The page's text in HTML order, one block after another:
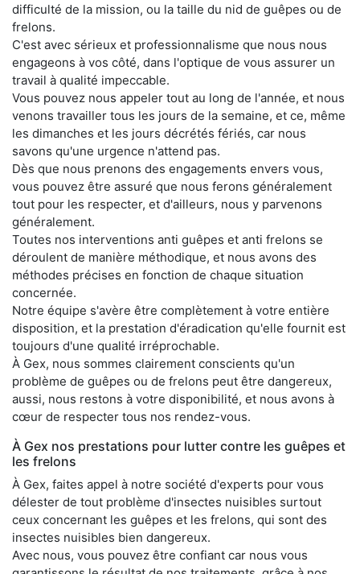
difficulté de la mission, ou la taille du nid de guêpes ou de
frelons.
C'est avec sérieux et professionnalisme que nous nous
engageons à vos côté, dans l'optique de vous assurer un
travail à qualité impeccable.
Vous pouvez nous appeler tout au long de l'année, et nous
venons travailler tous les jours de la semaine, et ce, même
les dimanches et les jours décrétés fériés, car nous
savons qu'une urgence n'attend pas.
Dès que nous prenons des engagements envers vous,
vous pouvez être assuré que nous ferons généralement
tout pour les respecter, et d'ailleurs, nous y parvenons
généralement.
Toutes nos interventions anti guêpes et anti frelons se
déroulent de manière méthodique, et nous avons des
méthodes précises en fonction de chaque situation
concernée.
Notre équipe s'avère être complètement à votre entière
disposition, et la prestation d'éradication qu'elle fournit est
toujours d'une qualité irréprochable.
À Gex, nous sommes clairement conscients qu'un
problème de guêpes ou de frelons peut être dangereux,
aussi, nous restons à votre disponibilité, et nous avons à
cœur de respecter tous nos rendez-vous.
À Gex nos prestations pour lutter contre les guêpes et
les frelons
À Gex, faites appel à notre société d'experts pour vous
délester de tout problème d'insectes nuisibles surtout
ceux concernant les guêpes et les frelons, qui sont des
insectes nuisibles bien dangereux.
Avec nous, vous pouvez être confiant car nous vous